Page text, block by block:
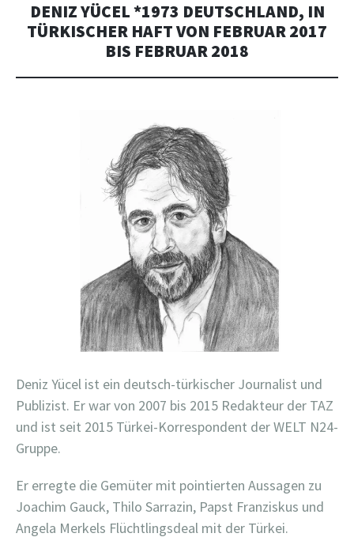
DENIZ YÜCEL *1973 DEUTSCHLAND, IN
TÜRKISCHER HAFT VON FEBRUAR 2017
BIS FEBRUAR 2018
Deniz Yücel ist ein deutsch-türkischer Journalist und
Publizist. Er war von 2007 bis 2015 Redakteur der TAZ
und ist seit 2015 Türkei-Korrespondent der WELT N24-
Gruppe.
Er erregte die Gemüter mit pointierten Aussagen zu
Joachim Gauck, Thilo Sarrazin, Papst Franziskus und
Angela Merkels Flüchtlingsdeal mit der Türkei.